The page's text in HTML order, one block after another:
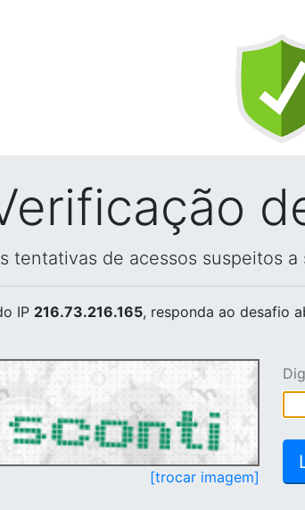
tentativas de acessos suspeitos
IP 216.73.216.165, responda ao desafio
[trocar imagem]